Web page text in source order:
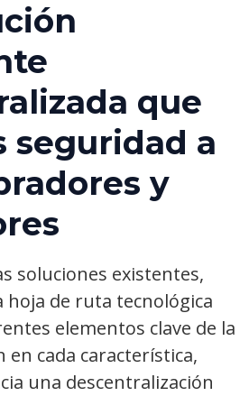
que
seguridad a
y
soluciones existentes,
hoja de ruta tecnológica
elementos clave de la
en cada característica,
una descentralización